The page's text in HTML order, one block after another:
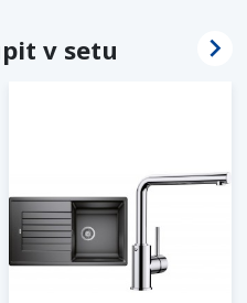
v setu 